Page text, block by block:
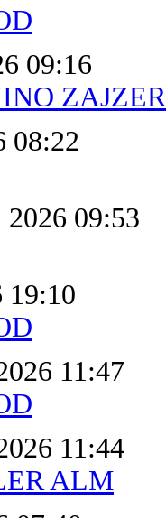
09:16
08:22
09:53
19:10
11:47
11:44
ALM